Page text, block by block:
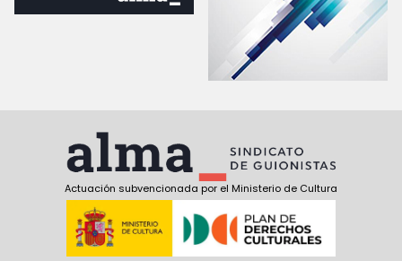
Actuación subvencionada por el Ministerio de Cultura